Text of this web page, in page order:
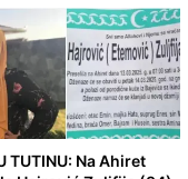
TUTINU: Na Ahiret